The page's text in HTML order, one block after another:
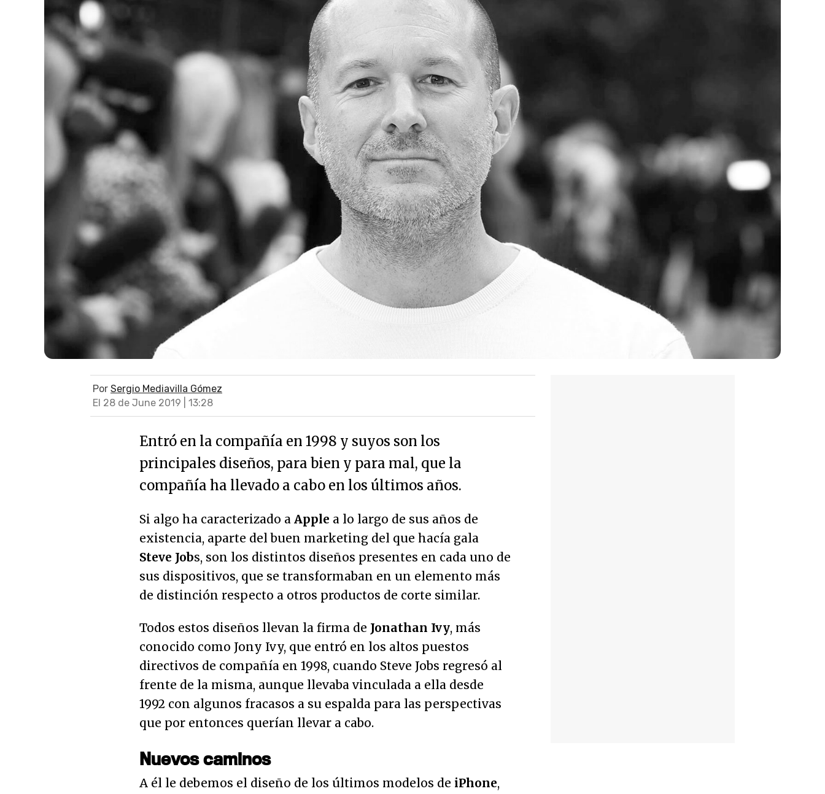
Por Sergio Mediavilla Gómez
El 28 de June 2019 | 13:28
Entró en la compañía en 1998 y suyos son los
principales diseños, para bien y para mal, que la
compañía ha llevado a cabo en los últimos años.
Si algo ha caracterizado a Apple a lo largo de sus años de
existencia, aparte del buen marketing del que hacía gala
Steve Jobs, son los distintos diseños presentes en cada uno de
sus dispositivos, que se transformaban en un elemento más
de distinción respecto a otros productos de corte similar.
Todos estos diseños llevan la firma de Jonathan Ivy, más
conocido como Jony Ivy, que entró en los altos puestos
directivos de compañía en 1998, cuando Steve Jobs regresó al
frente de la misma, aunque llevaba vinculada a ella desde
1992 con algunos fracasos a su espalda para las perspectivas
que por entonces querían llevar a cabo.
Nuevos caminos
A él le debemos el diseño de los últimos modelos de iPhone,